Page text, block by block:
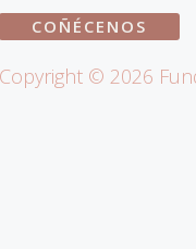
COÑÉCENOS
Copyright © 2026